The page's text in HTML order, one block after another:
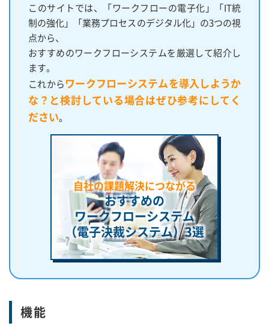
このサイトでは、「ワークフローの電子化」「IT統
制の強化」「業務プロセスのデジタル化」の3つの視
点から、
おすすめのワークフローシステムを厳選して紹介し
ます。
これからワークフローシステムを導入しようか
な？と検討している場合はぜひ参考にしてく
ださい。
自社の課題解決につながる
おすすめの
ワークフローシステム
（電子決裁システム）3選
機能